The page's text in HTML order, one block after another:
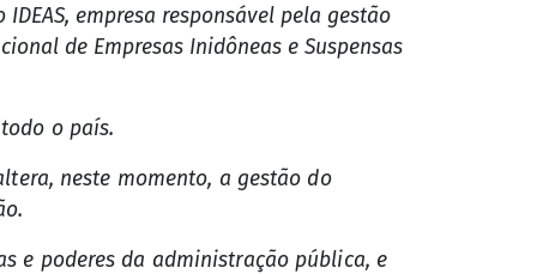
empresa responsável pela gestão
de Empresas Inidôneas e Suspensas
o país.
neste momento, a gestão do
e poderes da administração pública, e